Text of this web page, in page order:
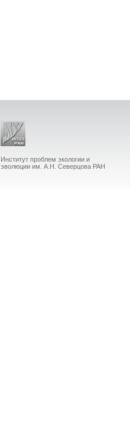
Институт проблем экологии и
эволюции им. А.Н. Северцова РАН